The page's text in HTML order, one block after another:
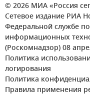
© 2026 МИА «Россия
Сетевое издание РИА
Федеральной службе
информационных
(Роскомнадзор) 08
Политика
логирования
Политика
Правила применения